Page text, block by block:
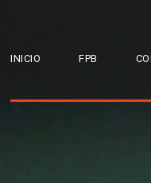
INICIO FPB